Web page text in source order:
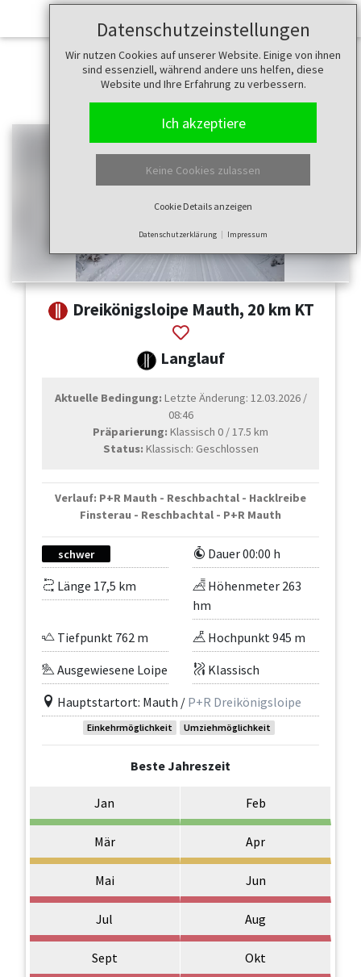
Datenschutzeinstellungen
Wir nutzen Cookies auf unserer Website. Einige von ihnen
sind essenziell, während andere uns helfen, diese
Website und Ihre Erfahrung zu verbessern.
Ich akzeptiere
Keine Cookies zulassen
Cookie Details anzeigen
Datenschutzerklärung Impressum
Dreikönigsloipe Mauth, 20 km KT
Langlauf
Aktuelle Bedingung: Letzte Änderung: 12.03.2026 /
08:46
Präparierung: Klassisch 0 / 17.5 km
Status: Klassisch: Geschlossen
Verlauf: P+R Mauth - Reschbachtal - Hacklreibe
Finsterau - Reschbachtal - P+R Mauth
schwer
Dauer 00:00 h
Länge 17,5 km
Höhenmeter 263
hm
Tiefpunkt 762 m
Hochpunkt 945 m
Ausgewiesene Loipe
Klassisch
Hauptstartort: Mauth / P+R Dreikönigsloipe
Einkehrmöglichkeit Umziehmöglichkeit
Beste Jahreszeit
Jan Feb
Mär Apr
Mai Jun
Jul Aug
Sept Okt